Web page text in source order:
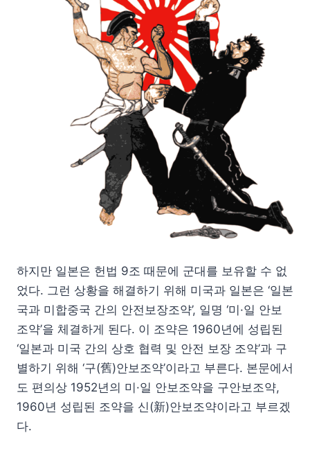
하지만 일본은 헌법 9조 때문에 군대를 보유할 수 없
었다. 그런 상황을 해결하기 위해 미국과 일본은 ‘일본
국과 미합중국 간의 안전보장조약’, 일명 ‘미·일 안보
조약’을 체결하게 된다. 이 조약은 1960년에 성립된
‘일본과 미국 간의 상호 협력 및 안전 보장 조약’과 구
별하기 위해 ‘구(舊)안보조약’이라고 부른다. 본문에서
도 편의상 1952년의 미·일 안보조약을 구안보조약,
1960년 성립된 조약을 신(新)안보조약이라고 부르겠
다.